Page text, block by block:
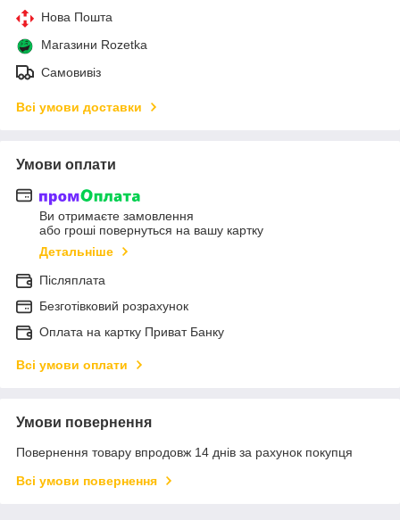
Нова Пошта
Магазини Rozetka
Самовивіз
Всі умови доставки
Умови оплати
Ви отримаєте замовлення
або гроші повернуться на вашу картку
Детальніше
Післяплата
Безготівковий розрахунок
Оплата на картку Приват Банку
Всі умови оплати
Умови повернення
Повернення товару впродовж 14 днів за рахунок покупця
Всі умови повернення